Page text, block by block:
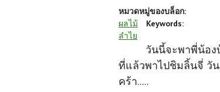
หมวดหมู่ของบล็อก:
ผลไม้
Keywords:
ลำไย
วันนี้จะพาพี่น้อ
ที่แล้วพาไปชิมลิ้นจี่ วั
คร้า.....